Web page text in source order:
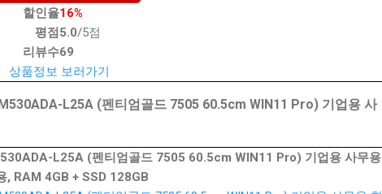
할인율16%
평점 5.0/5점
리뷰수69
상품정보 보러가기
L25A (펜티엄골드 7505 60.5cm WIN11 Pro) 기업용 사
L25A (펜티엄골드 7505 60.5cm WIN11 Pro) 기업용 사무용
, RAM 4GB + SSD 128GB